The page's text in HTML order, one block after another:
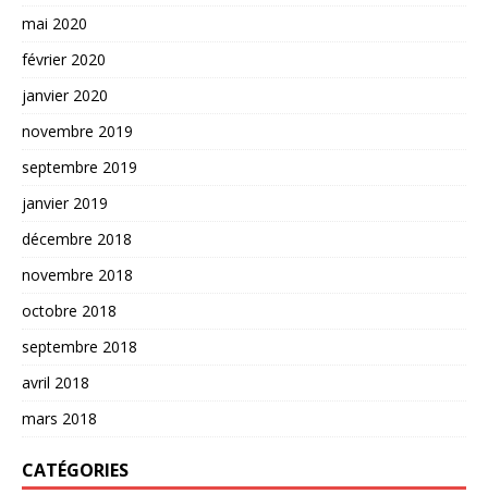
mai 2020
février 2020
janvier 2020
novembre 2019
septembre 2019
janvier 2019
décembre 2018
novembre 2018
octobre 2018
septembre 2018
avril 2018
mars 2018
CATÉGORIES